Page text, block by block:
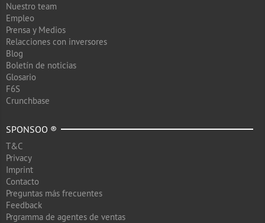
Nuestro team
Empleo
Prensa y Medios
Relacciones con inversores
Blog
Boletín de noticias
Glosario
F6S
Crunchbase
SPONSOO ®
T&C
Privacy
Imprint
Contacto
Preguntas más frecuentes
Feedback
Prgramma de agentes de ventas